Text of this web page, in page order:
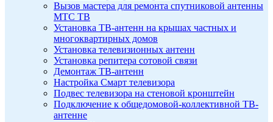
Вызов мастера для ремонта спутниковой антенны
МТС ТВ
Установка ТВ-антенн на крышах частных и
многоквартирных домов
Установка телевизионных антенн
Установка репитера сотовой связи
Демонтаж ТВ-антенн
Настройка Смарт телевизора
Подвес телевизора на стеновой кронштейн
Подключение к общедомовой-коллективной ТВ-
антенне